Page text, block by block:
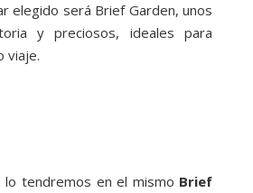
elegido será Brief Garden, unos
y preciosos, ideales para
viaje.
lo tendremos en el mismo Brief